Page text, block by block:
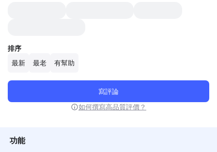
排序
最新
最老 有幫助
寫評論
如何撰寫高品質評價？
功能